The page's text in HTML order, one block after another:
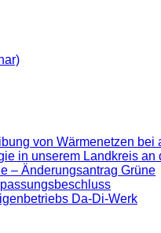
von Wärmenetzen
in unserem Landkreis
– Änderungsantrag Grüne
Da-Di-Werk